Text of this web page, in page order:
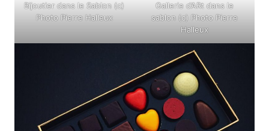
Bijoutier dans le Sablon (c)
Photo Pierre Halleux
Gallerie d’ARt dans le
sablon (c) Photo Pierre
Halleux